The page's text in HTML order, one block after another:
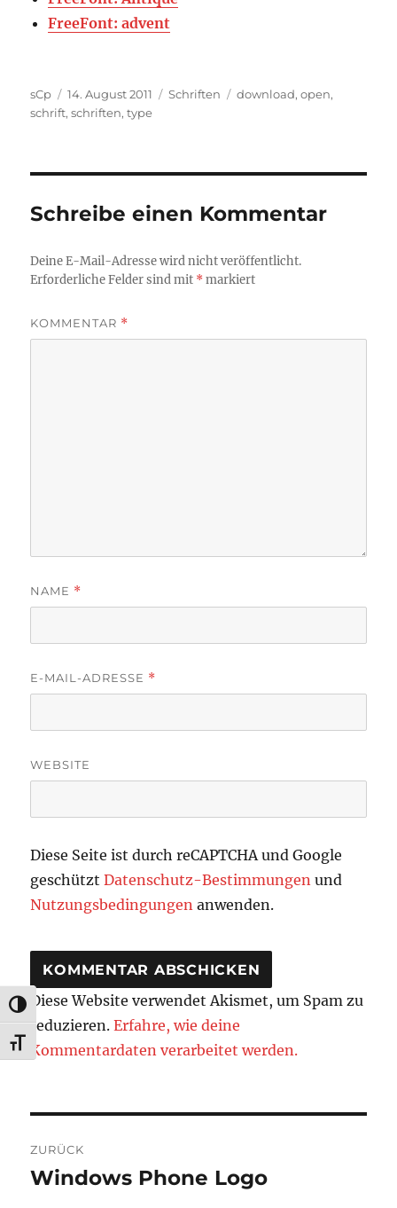
UMSCHALTEN AUF HOHE KONTRASTE
SCHRIFT VERGRÖSSERN
FreeFont: advent
Autor
sCp
Veröffentlicht
am
14. August 2011 Kategorien
Schriften Schlagwörter
download,open,
schrift,schriften,type
Schreibe einen Kommentar
Deine E-Mail-Adresse wird nicht veröffentlicht.
Erforderliche Felder sind mit *markiert
KOMMENTAR *
NAME *
E-MAIL-ADRESSE *
WEBSITE
Diese Seite ist durch reCAPTCHA und Google
geschütztDatenschutz-Bestimmungen und
Nutzungsbedingungen anwenden.
Diese Website verwendet Akismet, um Spam zu
reduzieren.Erfahre, wie deine
Kommentardaten verarbeitet werden.
ZURÜCK
Vorheriger
Windows Phone Logo